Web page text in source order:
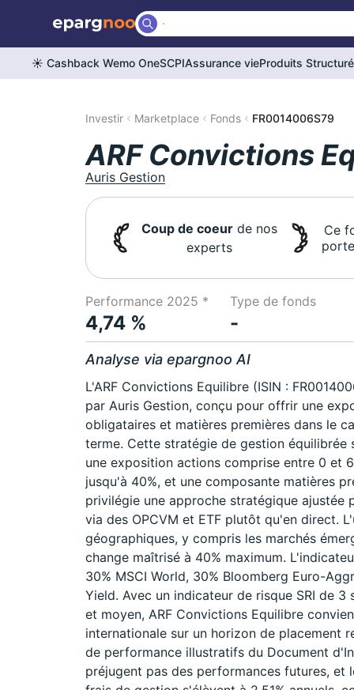
☀️ Cashback Wemo OneSCPIAssurance vieProduits
Investir Marketplace Fonds FR0014006S79
ARF Convictions
Auris Gestion
Coup de coeurde nos
experts
Ce
Performance 2025 *
4,74 %
Type de fonds
-
Analyse via epargnoo AI
L'ARF Convictions Equilibre (ISIN :
par Auris Gestion, conçu pour offrir une
obligataires et matières premières dans le
terme. Cette stratégie de gestion
une exposition actions comprise entre 0 et
jusqu'à 40%, et une composante matières
privilégie une approche stratégique ajustée
via des OPCVM et ETF plutôt qu'en direct.
géographiques, y compris les marchés
change maîtrisé à 40% maximum.
30% MSCI World, 30% Bloomberg Euro-
Yield. Avec un indicateur de risque SRI de
et moyen, ARF Convictions Equilibre
internationale sur un horizon de placement
de performance illustratifs du Document
préjugent pas des performances futures,